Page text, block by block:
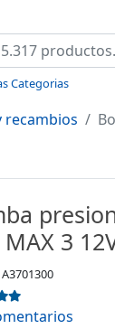
Categorias
recambios
MAX 3